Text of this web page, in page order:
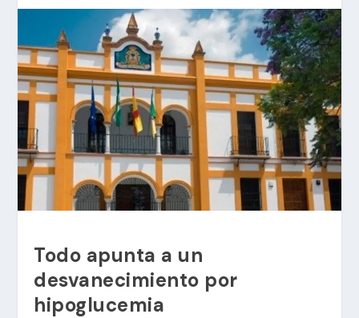
Todo apunta a un
desvanecimiento por
hipoglucemia